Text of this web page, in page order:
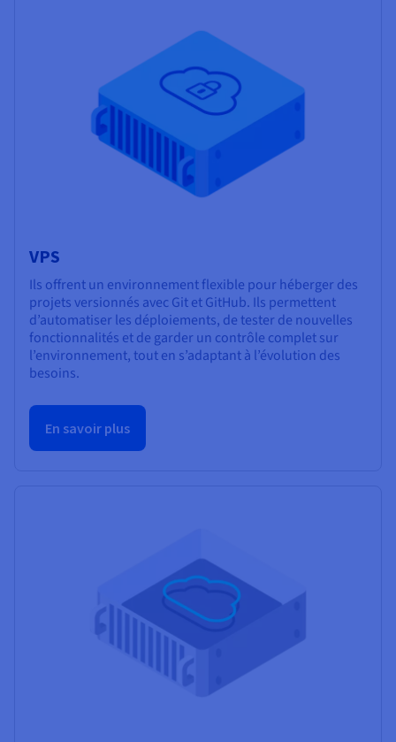
VPS
Ils offrent un environnement flexible pour héberger des
projets versionnés avec Git et GitHub. Ils permettent
d’automatiser les déploiements, de tester de nouvelles
fonctionnalités et de garder un contrôle complet sur
l’environnement, tout en s’adaptant à l’évolution des
besoins.
En savoir plus